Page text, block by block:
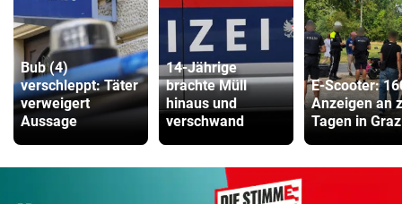
Bub (4)
verschleppt: Täter
verweigert
Aussage
14-Jährige
brachte Müll
hinaus und
verschwand
E-Scooter:
Anzeigen an
Tagen in Graz